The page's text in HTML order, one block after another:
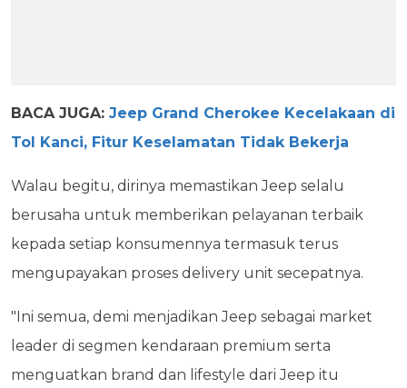
BACA JUGA: Jeep Grand Cherokee Kecelakaan di
Tol Kanci, Fitur Keselamatan Tidak Bekerja
Walau begitu, dirinya memastikan Jeep selalu
berusaha untuk memberikan pelayanan terbaik
kepada setiap konsumennya termasuk terus
mengupayakan proses delivery unit secepatnya.
"Ini semua, demi menjadikan Jeep sebagai market
leader di segmen kendaraan premium serta
menguatkan brand dan lifestyle dari Jeep itu